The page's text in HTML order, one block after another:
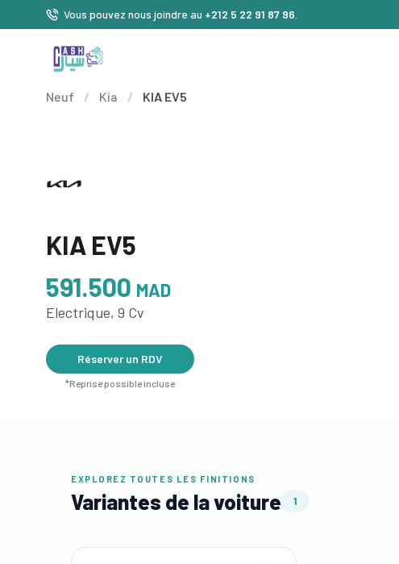
Vous pouvez nous joindre au +212 5 22 91 87 96
Neuf / Kia / KIA EV5
KIA EV5
591.500 MAD
Electrique, 9 Cv
Réserver un RDV
*Reprise possible incluse
EXPLOREZ TOUTES LES FINITIONS
Variantes de la voiture 1